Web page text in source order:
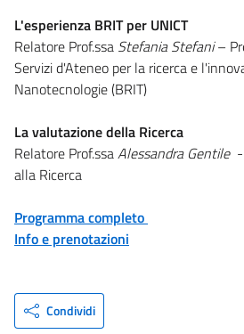
L'esperienza BRIT per UNICT
Relatore Prof.ssa Stefania Stefani–
Servizi d'Ateneo per la ricerca e
Nanotecnologie (BRIT)
La valutazione della Ricerca
Relatore Prof.ssaAlessandra Gentile-
alla Ricerca
Programma completo
Info e prenotazioni
Condividi